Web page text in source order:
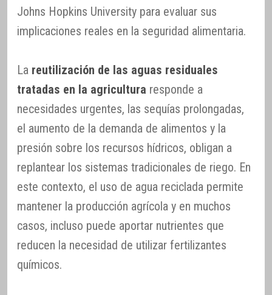
Johns Hopkins University para evaluar sus
implicaciones reales en la seguridad alimentaria.
La reutilización de las aguas residuales
tratadas en la agricultura responde a
necesidades urgentes, las sequías prolongadas,
el aumento de la demanda de alimentos y la
presión sobre los recursos hídricos, obligan a
replantear los sistemas tradicionales de riego. En
este contexto, el uso de agua reciclada permite
mantener la producción agrícola y en muchos
casos, incluso puede aportar nutrientes que
reducen la necesidad de utilizar fertilizantes
químicos.